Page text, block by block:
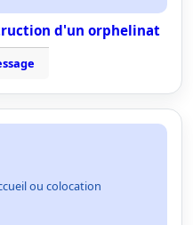
d'un orphelinat
ou colocation